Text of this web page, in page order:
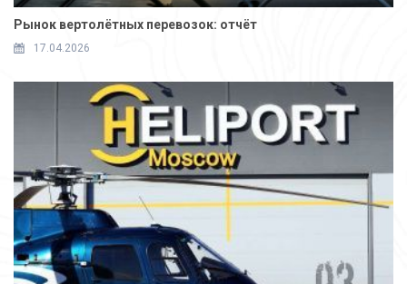
Рынок вертолётных перевозок: отчёт
17.04.2026